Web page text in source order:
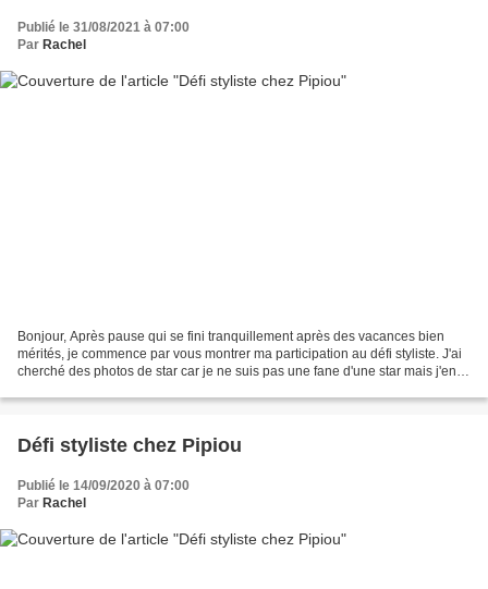
Publié le 31/08/2021 à 07:00
Par Rachel
Bonjour, Après pause qui se fini tranquillement après des vacances bien
mérités, je commence par vous montrer ma participation au défi styliste. J'ai
cherché des photos de star car je ne suis pas une fane d'une star mais j'en
Défi styliste chez Pipiou
Publié le 14/09/2020 à 07:00
Par Rachel